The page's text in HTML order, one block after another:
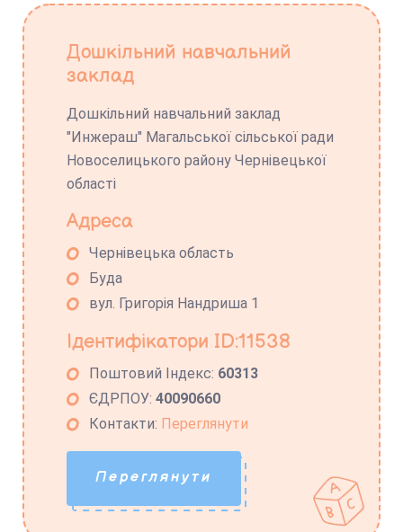
Дошкільний навчальний
заклад
Дошкільний навчальний заклад
"Инжераш" Магальської сільської ради
Новоселицького району Чернівецької
області
Адреса
Чернівецька область
Буда
вул. Григорія Нандриша 1
Ідентифікатори ID:11538
Поштовий Індекс: 60313
ЄДРПОУ:40090660
Контакти: Переглянути
Переглянути